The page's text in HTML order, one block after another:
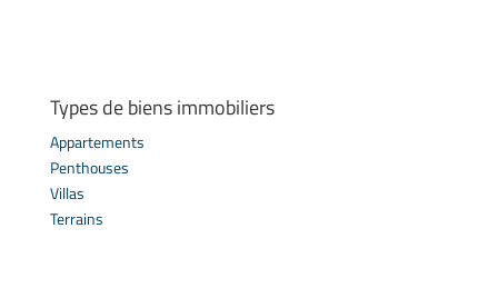
Types de biens immobiliers
Appartements
Penthouses
Villas
Terrains